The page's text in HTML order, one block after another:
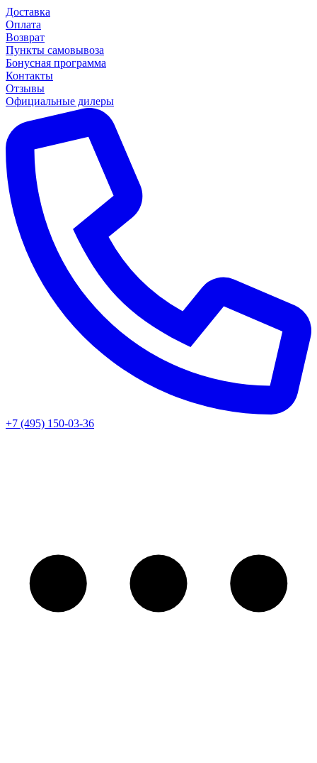
Доставка
Оплата
Возврат
Пункты самовывоза
Бонусная программа
Контакты
Отзывы
Официальные дилеры
+7 (495) 150-03-36